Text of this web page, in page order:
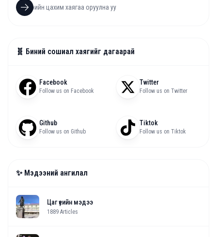
🧬 Биний сошиал хаягийг дагаарай
Facebook
Follow us on Facebook
Twitter
Follow us on Twitter
Github
Follow us on Github
Tiktok
Follow us on Tiktok
✨ Мэдээний ангилал
Цаг үеийн мэдээ
1889 Articles